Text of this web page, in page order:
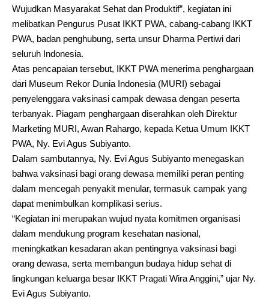
Wujudkan Masyarakat Sehat dan Produktif”, kegiatan ini
melibatkan Pengurus Pusat IKKT PWA, cabang-cabang IKKT
PWA, badan penghubung, serta unsur Dharma Pertiwi dari
seluruh Indonesia.
Atas pencapaian tersebut, IKKT PWA menerima penghargaan
dari Museum Rekor Dunia Indonesia (MURI) sebagai
penyelenggara vaksinasi campak dewasa dengan peserta
terbanyak. Piagam penghargaan diserahkan oleh Direktur
Marketing MURI, Awan Rahargo, kepada Ketua Umum IKKT
PWA, Ny. Evi Agus Subiyanto.
Dalam sambutannya, Ny. Evi Agus Subiyanto menegaskan
bahwa vaksinasi bagi orang dewasa memiliki peran penting
dalam mencegah penyakit menular, termasuk campak yang
dapat menimbulkan komplikasi serius.
“Kegiatan ini merupakan wujud nyata komitmen organisasi
dalam mendukung program kesehatan nasional,
meningkatkan kesadaran akan pentingnya vaksinasi bagi
orang dewasa, serta membangun budaya hidup sehat di
lingkungan keluarga besar IKKT Pragati Wira Anggini,” ujar Ny.
Evi Agus Subiyanto.